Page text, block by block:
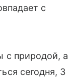
с
с природой, а
сегодня, 3